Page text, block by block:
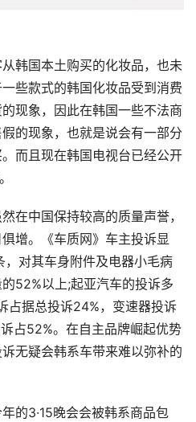
国本土购买的化妆品，也未
些款式的韩国化妆品受到消费
现象，因此在韩国一些不法商
的现象，也就是说会有一部分
而且现在韩国电视台已经公开
中国保持较高的质量声誉，
增。《车质网》车主投诉显
对其车身附件及电器小毛病
52%以上;起亚汽车的投诉多
占据总投诉24%，变速器投诉
占52%。在自主品牌崛起优势
无疑会韩系车带来难以弥补的
3·15晚会会被韩系商品包